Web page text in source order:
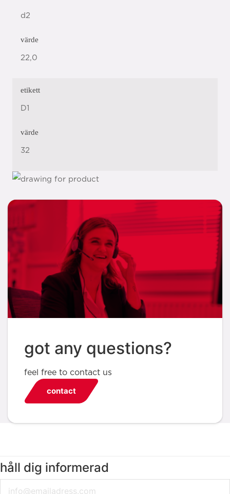
d2
värde
22,0
etikett
D1
värde
32
got any questions?
feel free to contact us
contact
håll dig informerad